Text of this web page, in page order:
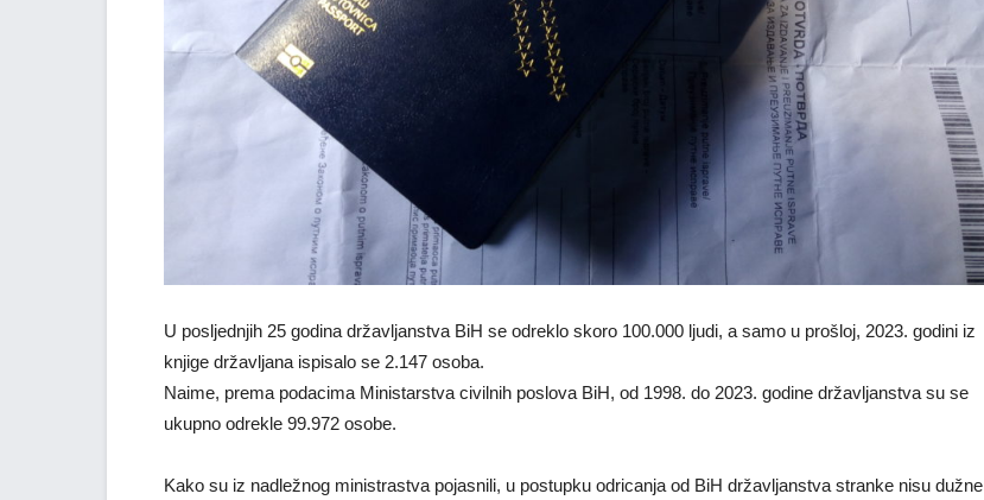
U posljednjih 25 godina državljanstva BiH se odreklo skoro 100.000 ljudi, a samo u prošloj, 2023. godini iz
knjige državljana ispisalo se 2.147 osoba.
Naime, prema podacima Ministarstva civilnih poslova BiH, od 1998. do 2023. godine državljanstva su se
ukupno odrekle 99.972 osobe.
Kako su iz nadležnog ministrastva pojasnili, u postupku odricanja od BiH državljanstva stranke nisu dužne